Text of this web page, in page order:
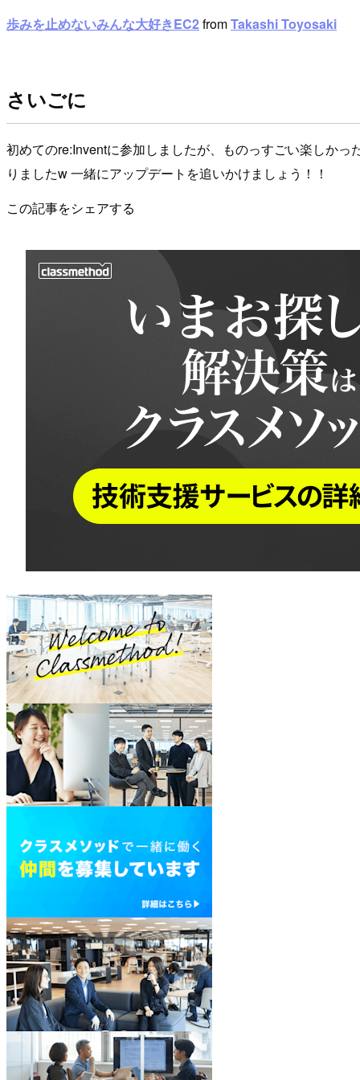
歩みを止めないみんな大好きEC2fromTakashi Toyosaki
さいごに
初めてのre:Inventに参加しましたが、ものっすごい楽しか
りましたw 一緒にアップデートを追いかけましょう！！
この記事をシェアする